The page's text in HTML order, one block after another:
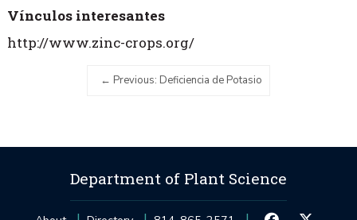
Vínculos interesantes
http://www.zinc-crops.org/
Previous: Deficiencia de Potasio
Department of Plant Science